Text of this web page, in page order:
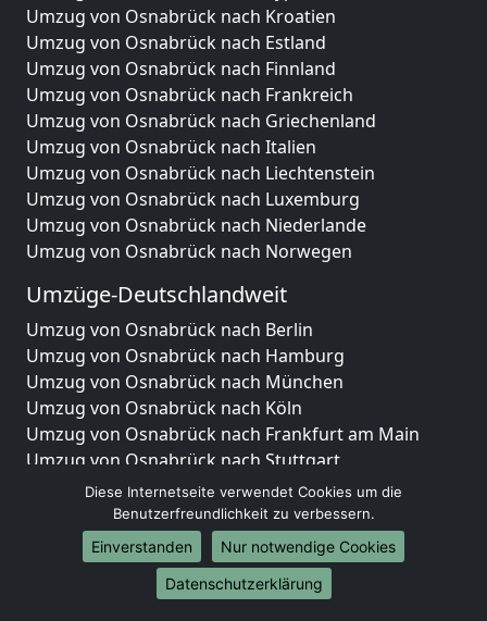
Umzug von Osnabrück nach Kroatien
Umzug von Osnabrück nach Estland
Umzug von Osnabrück nach Finnland
Umzug von Osnabrück nach Frankreich
Umzug von Osnabrück nach Griechenland
Umzug von Osnabrück nach Italien
Umzug von Osnabrück nach Liechtenstein
Umzug von Osnabrück nach Luxemburg
Umzug von Osnabrück nach Niederlande
Umzug von Osnabrück nach Norwegen
Umzüge-Deutschlandweit
Umzug von Osnabrück nach Berlin
Umzug von Osnabrück nach Hamburg
Umzug von Osnabrück nach München
Umzug von Osnabrück nach Köln
Umzug von Osnabrück nach Frankfurt am Main
Umzug von Osnabrück nach Stuttgart
Umzug von Osnabrück nach Düsseldorf
Umzug von Osnabrück nach Leipzig
Umzug von Osnabrück nach Dortmund
Umzug von Osnabrück nach Essen
Umzug von Osnabrück nach Bremen
Diese Internetseite verwendet Cookies um die
Benutzerfreundlichkeit zu verbessern.
Einverstanden
Nur notwendige Cookies
Datenschutzerklärung